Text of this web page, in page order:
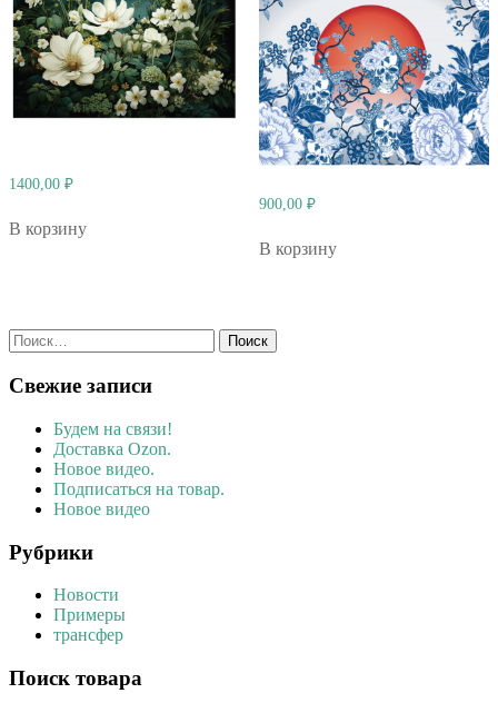
1400,00 ₽
В корзину
900,00 ₽
В корзину
Найти:
Свежие записи
Будем на связи!
Доставка Ozon.
Новое видео.
Подписаться на товар.
Новое видео
Рубрики
Новости
Примеры
трансфер
Поиск товара